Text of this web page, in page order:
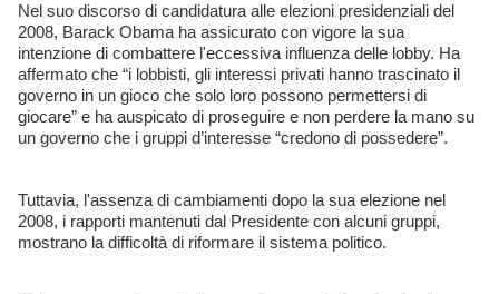
Nel suo discorso di candidatura alle elezioni presidenziali del
2008, Barack Obama ha assicurato con vigore la sua
intenzione di combattere l'eccessiva influenza delle lobby. Ha
affermato che “i lobbisti, gli interessi privati hanno trascinato il
governo in un gioco che solo loro possono permettersi di
giocare” e ha auspicato di proseguire e non perdere la mano su
un governo che i gruppi d’interesse “credono di possedere”.
Tuttavia, l'assenza di cambiamenti dopo la sua elezione nel
2008, i rapporti mantenuti dal Presidente con alcuni gruppi,
mostrano la difficoltà di riformare il sistema politico.